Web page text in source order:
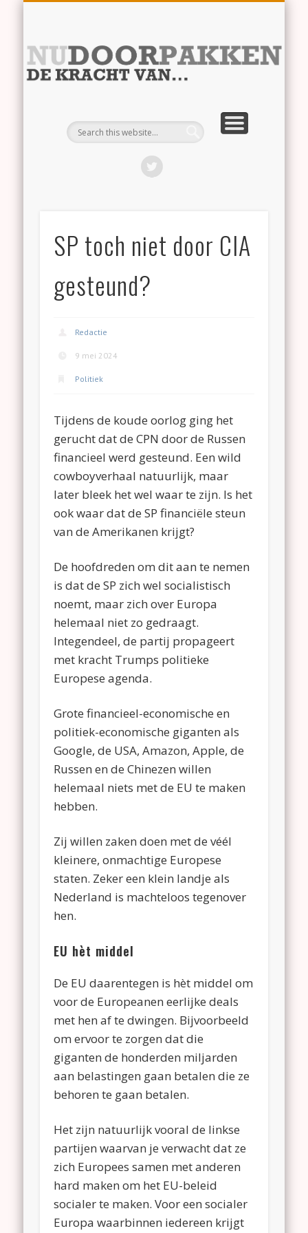
SP toch niet door CIA
gesteund?
Redactie
9 mei 2024
Politiek
Tijdens de koude oorlog ging het
gerucht dat de CPN door de Russen
financieel werd gesteund. Een wild
cowboyverhaal natuurlijk, maar
later bleek het wel waar te zijn. Is het
ook waar dat de SP financiële steun
van de Amerikanen krijgt?
De hoofdreden om dit aan te nemen
is dat de SP zich wel socialistisch
noemt, maar zich over Europa
helemaal niet zo gedraagt.
Integendeel, de partij propageert
met kracht Trumps politieke
Europese agenda.
Grote financieel-economische en
politiek-economische giganten als
Google, de USA, Amazon, Apple, de
Russen en de Chinezen willen
helemaal niets met de EU te maken
hebben.
Zij willen zaken doen met de véél
kleinere, onmachtige Europese
staten. Zeker een klein landje als
Nederland is machteloos tegenover
hen.
EU hèt middel
De EU daarentegen is hèt middel om
voor de Europeanen eerlijke deals
met hen af te dwingen. Bijvoorbeeld
om ervoor te zorgen dat die
giganten de honderden miljarden
aan belastingen gaan betalen die ze
behoren te gaan betalen.
Het zijn natuurlijk vooral de linkse
partijen waarvan je verwacht dat ze
zich Europees samen met anderen
hard maken om het EU-beleid
socialer te maken. Voor een socialer
Europa waarbinnen iedereen krijgt